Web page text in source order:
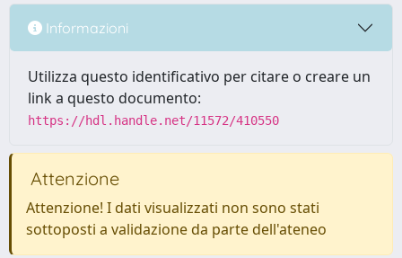
Informazioni
Utilizza questo identificativo per citare o creare un
link a questo documento:
https://hdl.handle.net/11572/410550
Attenzione
Attenzione! I dati visualizzati non sono stati
sottoposti a validazione da parte dell'ateneo